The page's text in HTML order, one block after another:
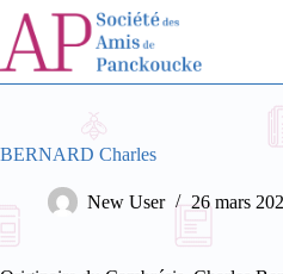
Passer
contenu
BERNARD Charles
New User 26 mars